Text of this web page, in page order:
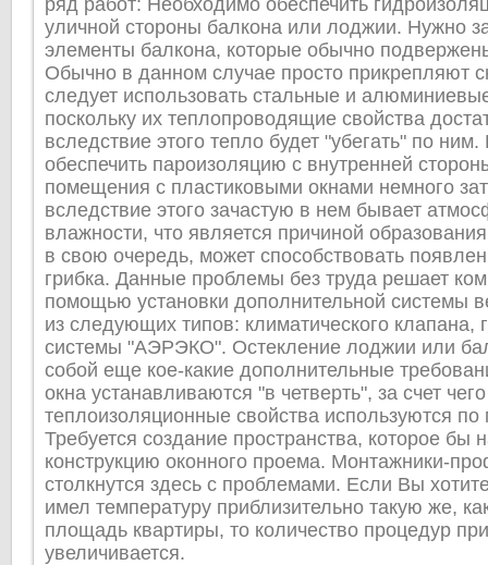
ряд работ: Необходимо обеспечить
уличной стороны балкона или лоджии. Нужно
элементы балкона, которые обычно
Обычно в данном случае просто прикрепляют
следует использовать стальные и
поскольку их теплопроводящие свойства
вследствие этого тепло будет "убегать" по
обеспечить пароизоляцию с внутренней
помещения с пластиковыми окнами немного
вследствие этого зачастую в нем бывает
влажности, что является причиной
в свою очередь, может способствовать
грибка. Данные проблемы без труда решает
помощью установки дополнительной системы
из следующих типов: климатического клапана,
системы "АЭРЭКО". Остекление лоджии или
собой еще кое-какие дополнительные
окна устанавливаются "в четверть", за счет
теплоизоляционные свойства используются по
Требуется создание пространства, которое бы
конструкцию оконного проема. Монтажники-
столкнутся здесь с проблемами. Если Вы
имел температуру приблизительно такую же,
площадь квартиры, то количество процедур
увеличивается.